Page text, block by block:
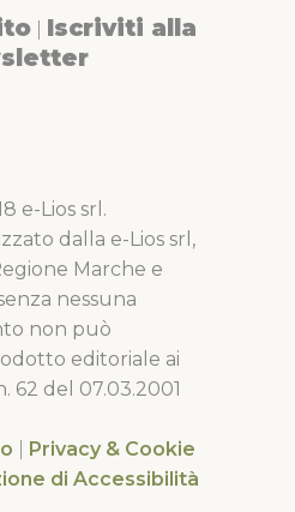
Iscriviti alla
e-Lios srl.
dalla e-Lios srl,
Marche e
nessuna
non può
editoriale ai
62 del 07.03.2001
Privacy & Cookie
di Accessibilità